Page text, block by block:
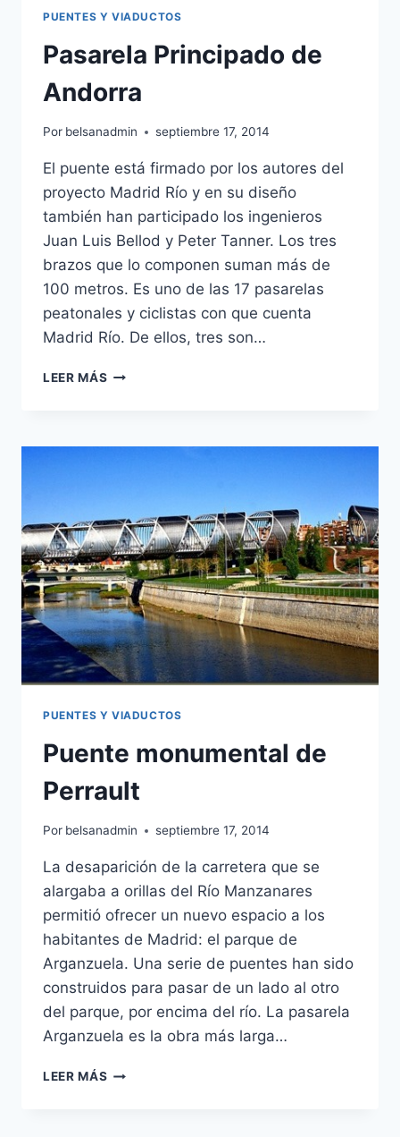
PUENTES Y VIADUCTOS
Pasarela Principado de
Andorra
Por belsanadmin septiembre 17, 2014
El puente está firmado por los autores del
proyecto Madrid Río y en su diseño
también han participado los ingenieros
Juan Luis Bellod y Peter Tanner. Los tres
brazos que lo componen suman más de
100 metros. Es uno de las 17 pasarelas
peatonales y ciclistas con que cuenta
Madrid Río. De ellos, tres son…
LEER MÁS PASARELA
PUENTES Y VIADUCTOS
Puente monumental de
Perrault
Por belsanadmin septiembre 17, 2014
La desaparición de la carretera que se
alargaba a orillas del Río Manzanares
permitió ofrecer un nuevo espacio a los
habitantes de Madrid: el parque de
Arganzuela. Una serie de puentes han sido
construidos para pasar de un lado al otro
del parque, por encima del río. La pasarela
Arganzuela es la obra más larga…
LEER MÁS PUENTE